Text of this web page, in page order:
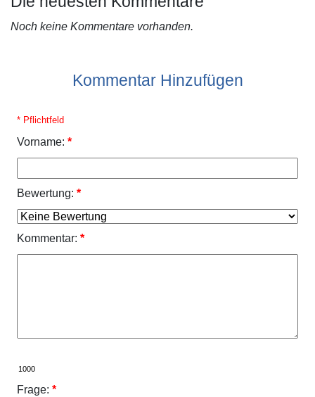
Noch keine Kommentare vorhanden.
Kommentar Hinzufügen
* Pflichtfeld
Vorname: *
Bewertung: *
Kommentar: *
Frage: *